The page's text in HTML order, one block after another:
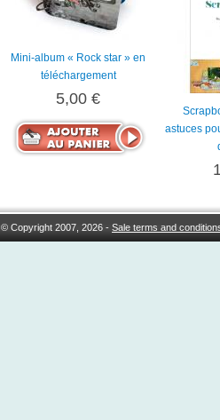
Mini-album « Rock star » en
téléchargement
5,00 €
astuces
© Copyright 2007, 2026 -Sale terms and